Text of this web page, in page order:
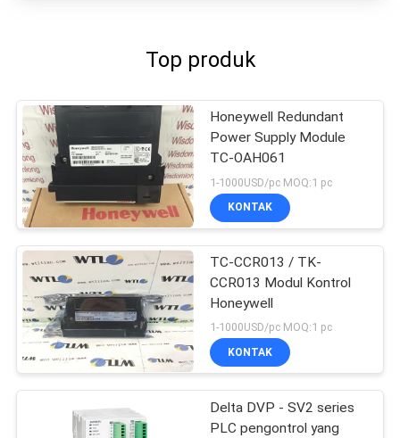
Top produk
Honeywell Redundant
Power Supply Module
TC-OAH061
1-1000USD/pc MOQ:1 pc
KONTAK
TC-CCR013 / TK-
CCR013 Modul Kontrol
Honeywell
1-1000USD/pc MOQ:1 pc
KONTAK
Delta DVP - SV2 series
PLC pengontrol yang